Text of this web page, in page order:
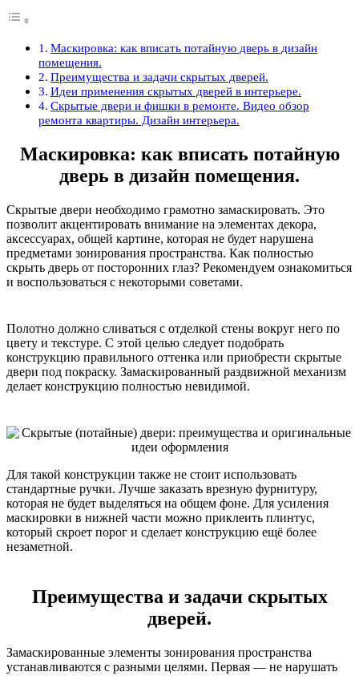
Маскировка: как вписать потайную дверь в дизайн
помещения.
Преимущества и задачи скрытых дверей.
Идеи применения скрытых дверей в интерьере.
Скрытые двери и фишки в ремонте. Видео обзор
ремонта квартиры. Дизайн интерьера.
Маскировка: как вписать потайную
дверь в дизайн помещения.
Скрытые двери необходимо грамотно замаскировать. Это
позволит акцентировать внимание на элементах декора,
аксессуарах, общей картине, которая не будет нарушена
предметами зонирования пространства. Как полностью
скрыть дверь от посторонних глаз? Рекомендуем ознакомиться
и воспользоваться с некоторыми советами.
Полотно должно сливаться с отделкой стены вокруг него по
цвету и текстуре. С этой целью следует подобрать
конструкцию правильного оттенка или приобрести скрытые
двери под покраску. Замаскированный раздвижной механизм
делает конструкцию полностью невидимой.
Для такой конструкции также не стоит использовать
стандартные ручки. Лучше заказать врезную фурнитуру,
которая не будет выделяться на общем фоне. Для усиления
маскировки в нижней части можно приклеить плинтус,
который скроет порог и сделает конструкцию ещё более
незаметной.
Преимущества и задачи скрытых
дверей.
Замаскированные элементы зонирования пространства
устанавливаются с разными целями. Первая — не нарушать